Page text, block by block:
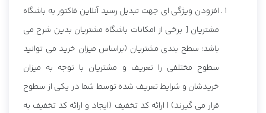
افزودن ویژگی ای جهت تبدیل رسید آنلاین فاکتور به باشگاه
مشتریان [ برخی از امکانات باشگاه مشتریان بدین شرح می
باشد: سطح بندی مشتریان (براساس میزان خرید می توانید
سطوح مختلفی را تعریف و مشتریان با توجه به میزان
خریدشان و شرایط تعریف شده توسط شما در یکی از سطوح
قرار می گیرند) | ارائه کد تخفیف (ایجاد و ارائه کد تخفیف به